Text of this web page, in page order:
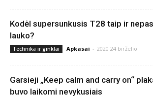
Kodėl supersunkusis T28 taip ir
lauko?
Technika ir ginklai Apkasai - 2020 24 birželio
Garsieji „Keep calm and carry on“
buvo laikomi nevykusiais